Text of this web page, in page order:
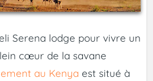
Serena lodge pour vivre un
cœur de la savane
au Kenya est situé à